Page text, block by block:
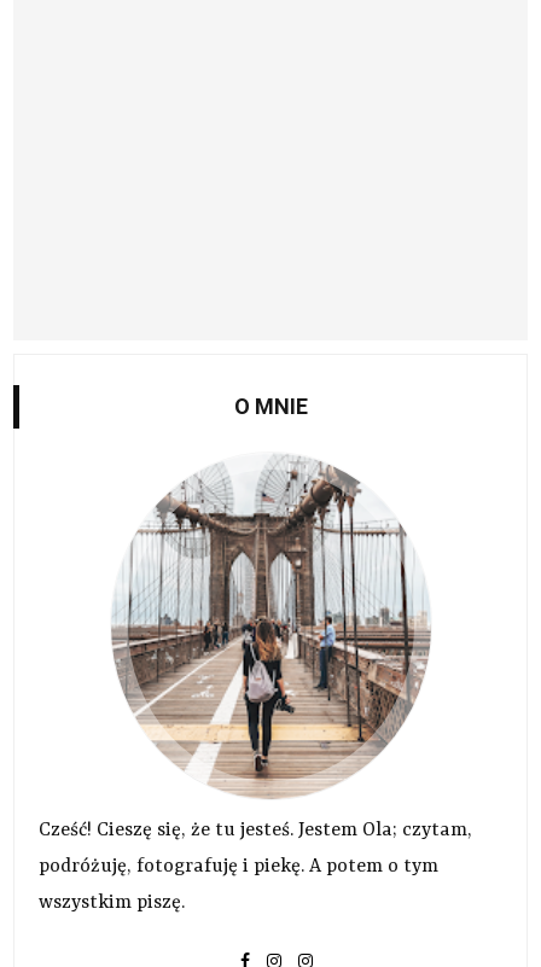
O MNIE
Cześć! Cieszę się, że tu jesteś. Jestem Ola; czytam,
podróżuję, fotografuję i piekę. A potem o tym
wszystkim piszę.